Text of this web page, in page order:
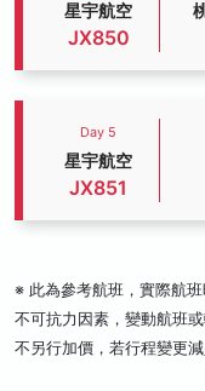
星宇航空
JX850
Day 5
星宇航空
JX851
※ 此為參考航班，實際航
不可抗力因素，變動航班
不另行加價，若行程變更